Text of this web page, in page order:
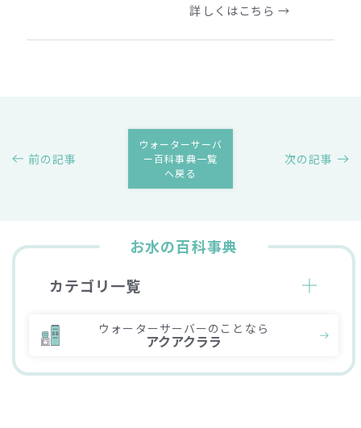
詳しくはこちら →
前の記事
ウォーターサーバ
ー百科事典一覧
へ戻る
次の記事
お水の百科事典
カテゴリ一覧
ウォーターサーバーのことなら
アクアクララ